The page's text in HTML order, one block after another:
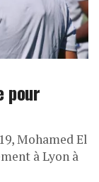
pour
Mohamed El
à Lyon à